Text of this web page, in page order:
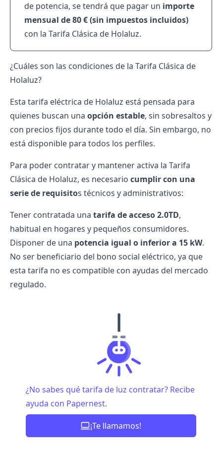
de potencia, se tendrá que pagar un importe
mensual de 80 € (sin impuestos incluidos)
con la Tarifa Clásica de Holaluz.
¿Cuáles son las condiciones de la Tarifa Clásica de
Holaluz?
Esta tarifa eléctrica de Holaluz está pensada para
quienes buscan una opción estable, sin sobresaltos y
con precios fijos durante todo el día. Sin embargo, no
está disponible para todos los perfiles.
Para poder contratar y mantener activa la Tarifa
Clásica de Holaluz, es necesario cumplir con una
serie de requisitos técnicos y administrativos:
Tener contratada una tarifa de acceso 2.0TD,
habitual en hogares y pequeños consumidores.
Disponer de una potencia igual o inferior a 15 kW.
No ser beneficiario del bono social eléctrico, ya que
esta tarifa no es compatible con ayudas del mercado
regulado.
¿No sabes qué tarifa de luz contratar? Recibe
ayuda con Papernest.
¡Te llamamos!